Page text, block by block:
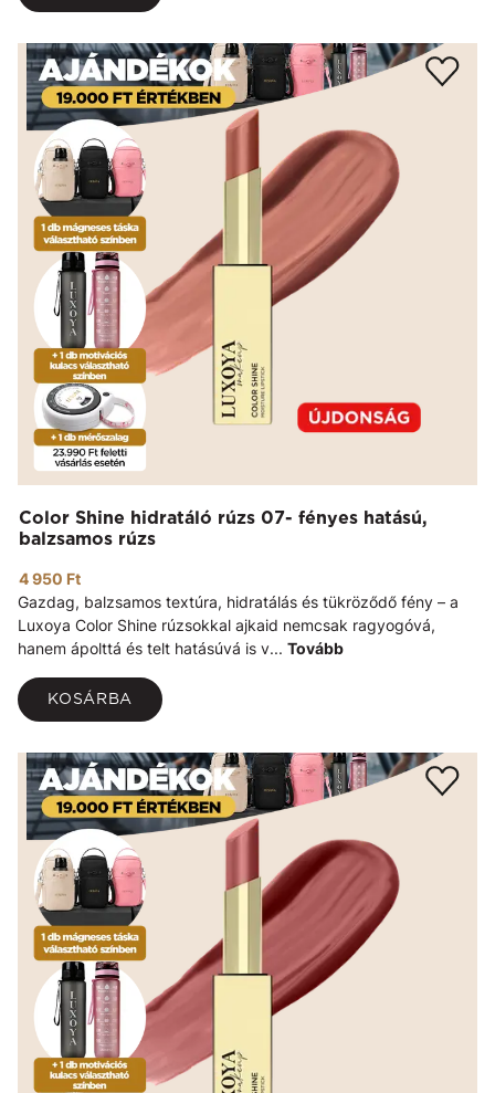
Color Shine hidratáló rúzs 07- fényes hatású,
balzsamos rúzs
4 950 Ft
Gazdag, balzsamos textúra, hidratálás és tükröződő fény – a
Luxoya Color Shine rúzsokkal ajkaid nemcsak ragyogóvá,
hanem ápolttá és telt hatásúvá is v... Tovább
KOSÁRBA